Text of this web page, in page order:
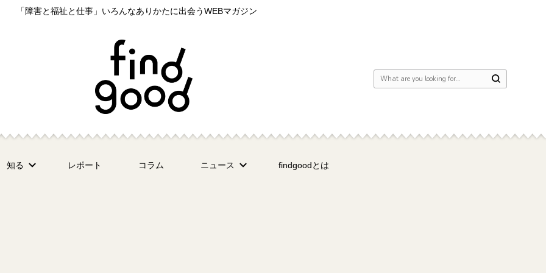
「障害と福祉と仕事」いろんなありかたに出会うWEBマガジン
Looking for Something?
知る レポート コラム ニュース findgoodとは